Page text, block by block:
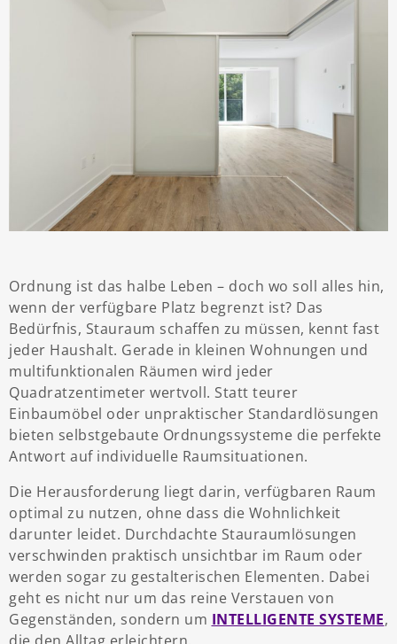
Ordnung ist das halbe Leben – doch wo soll alles hin,
wenn der verfügbare Platz begrenzt ist? Das
Bedürfnis, Stauraum schaffen zu müssen, kennt fast
jeder Haushalt. Gerade in kleinen Wohnungen und
multifunktionalen Räumen wird jeder
Quadratzentimeter wertvoll. Statt teurer
Einbaumöbel oder unpraktischer Standardlösungen
bieten selbstgebaute Ordnungssysteme die perfekte
Antwort auf individuelle Raumsituationen.
Die Herausforderung liegt darin, verfügbaren Raum
optimal zu nutzen, ohne dass die Wohnlichkeit
darunter leidet. Durchdachte Stauraumlösungen
verschwinden praktisch unsichtbar im Raum oder
werden sogar zu gestalterischen Elementen. Dabei
geht es nicht nur um das reine Verstauen von
Gegenständen, sondern um INTELLIGENTE SYSTEME,